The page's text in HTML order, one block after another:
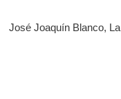
José Joaquín Blanco,